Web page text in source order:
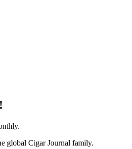
global Cigar Journal family.